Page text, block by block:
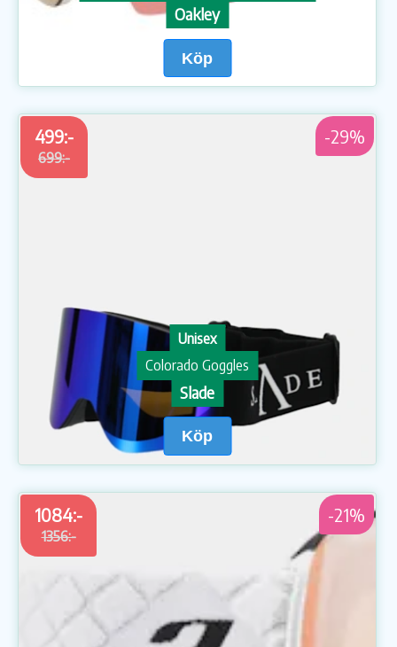
Oakley
Köp
499:-
699:-
-29%
Unisex
Colorado Goggles
Slade
Köp
1084:-
1356:-
-21%